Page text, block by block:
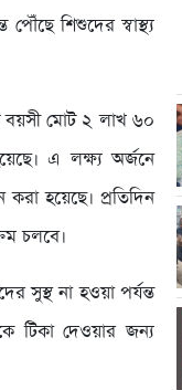
শিশুদের স্বাস্থ্য
বয়সী মোট ২ লাখ ৬০
এ লক্ষ্য অর্জনে
হয়েছে। প্রতিদিন
চলবে।
সুস্থ না হওয়া পর্যন্ত
টিকা দেওয়ার জন্য